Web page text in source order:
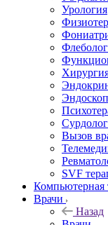
Урология
Вызов
SVF
Компьютерная
Врачи
Назад